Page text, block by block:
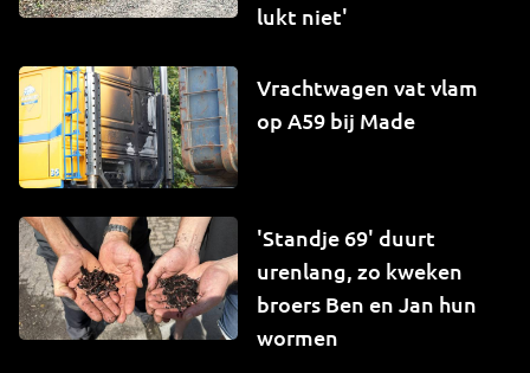
lukt niet'
Vrachtwagen vat vlam
op A59 bij Made
'Standje 69' duurt
urenlang, zo kweken
broers Ben en Jan hun
wormen